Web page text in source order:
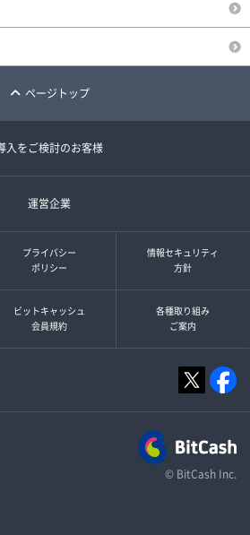
ページトップ
入をご検討のお客様
運営企業
プライバシー
ポリシー
情報セキュリティ
方針
ビットキャッシュ
会員規約
各種取り組み
ご案内
© BitCash Inc.